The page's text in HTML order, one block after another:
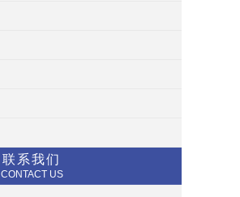
联系我们
CONTACT US